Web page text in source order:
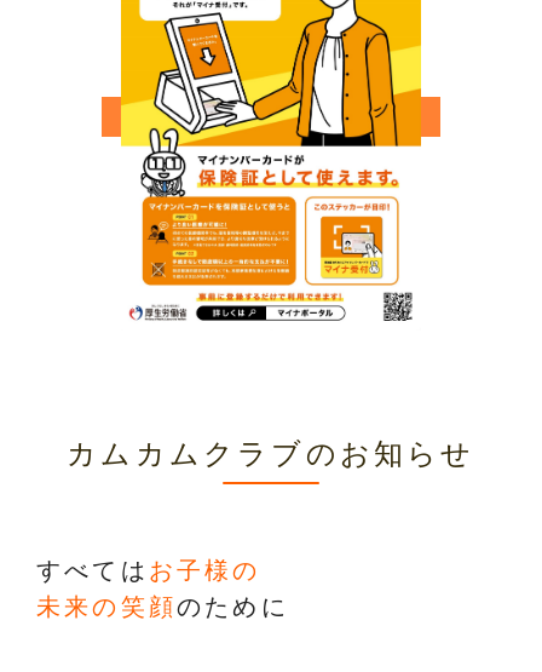
カムカムクラブのお知らせ
すべては お子様の
未来の笑顔のために